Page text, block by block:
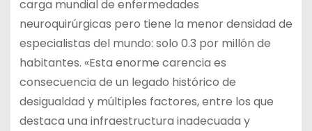
carga mundial de enfermedades
neuroquirúrgicas pero tiene la menor densidad de
especialistas del mundo: solo 0.3 por millón de
habitantes. «Esta enorme carencia es
consecuencia de un legado histórico de
desigualdad y múltiples factores, entre los que
destaca una infraestructura inadecuada y